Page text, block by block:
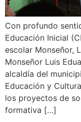
Con profundo
Educación Inicial
escolar Monseñor,
Monseñor Luis
alcaldía del
Educación y
los proyectos de
formativa […]